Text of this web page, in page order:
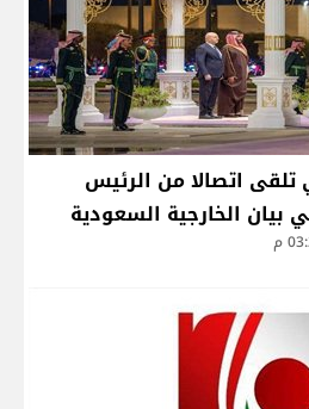
اتصالا من الرئيس
الخارجية السعودية